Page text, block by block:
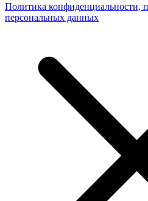
Политика конфиденциальности,
персональных данных